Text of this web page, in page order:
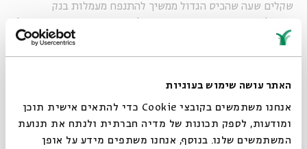
האתר עושה שימוש בעוגיות
אנחנו משתמשים בקובצי Cookie כדי להתאים אישית תוכן
ומודעות, לספק תכונות של מדיה חברתית ולנתח את תנועת
המשתמשים שלנו. בנוסף, אנחנו משתפים מידע על אופן
שקלים שעה שהכיס הגדול ממשיך להתנפח מעמלות בנק
אחרים. לא שאני מחכה מעשירי ארצנו לאיזו הצהרה בסגנון ביל
קרן ביל ומלינדה גייטס מפרסמת מדי שנה דוח מפורט, כולל
הוצאות והכנסות, למען יראה הציבור וישפוט אם שכר הבכירים